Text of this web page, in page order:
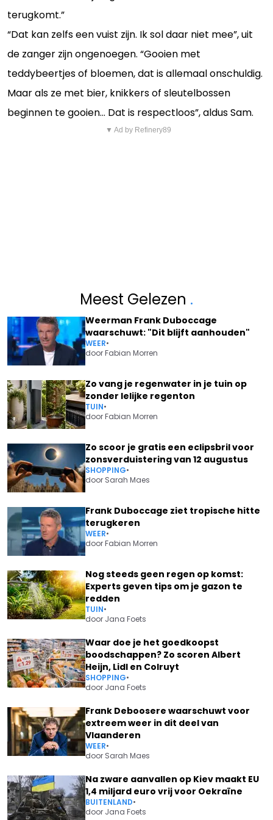
terugkomt.”
“Dat kan zelfs een vuist zijn. Ik sol daar niet mee”, uit
de zanger zijn ongenoegen. “Gooien met
teddybeertjes of bloemen, dat is allemaal onschuldig.
Maar als ze met bier, knikkers of sleutelbossen
beginnen te gooien... Dat is respectloos”, aldus Sam.
▼ Ad by Refinery89
Meest Gelezen .
Weerman Frank Duboccage
waarschuwt: "Dit blijft aanhouden"
WEER•
doorFabian Morren
Zo vang je regenwater in je tuin op
zonder lelijke regenton
TUIN•
doorFabian Morren
Zo scoor je gratis een eclipsbril voor
zonsverduistering van 12 augustus
SHOPPING•
door Sarah Maes
Frank Duboccage ziet tropische hitte
terugkeren
WEER•
doorFabian Morren
Nog steeds geen regen op komst:
Experts geven tips om je gazon te
redden
TUIN•
door Jana Foets
Waar doe je het goedkoopst
boodschappen? Zo scoren Albert
Heijn, Lidl en Colruyt
SHOPPING•
door Jana Foets
Frank Deboosere waarschuwt voor
extreem weer in dit deel van
Vlaanderen
WEER•
door Sarah Maes
Na zware aanvallen op Kiev maakt EU
1,4 miljard euro vrij voor Oekraïne
BUITENLAND•
door Jana Foets